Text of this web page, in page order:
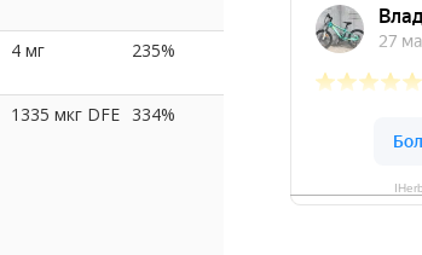
4 мг 235%
1335 мкг DFE 334%